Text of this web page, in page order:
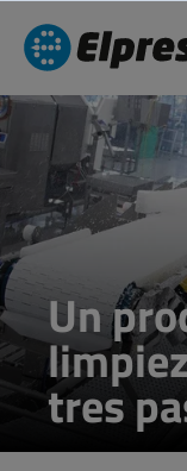
Un
tres